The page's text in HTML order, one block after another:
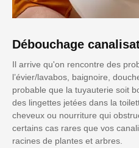
Débouchage
Il arrive qu'on rencontre des
l’évier/lavabos, baignoire,
probable que la tuyauterie soit
des lingettes jetées dans la
cheveux ou nourriture qui
certains cas rares que vos
racines de plantes et arbres.